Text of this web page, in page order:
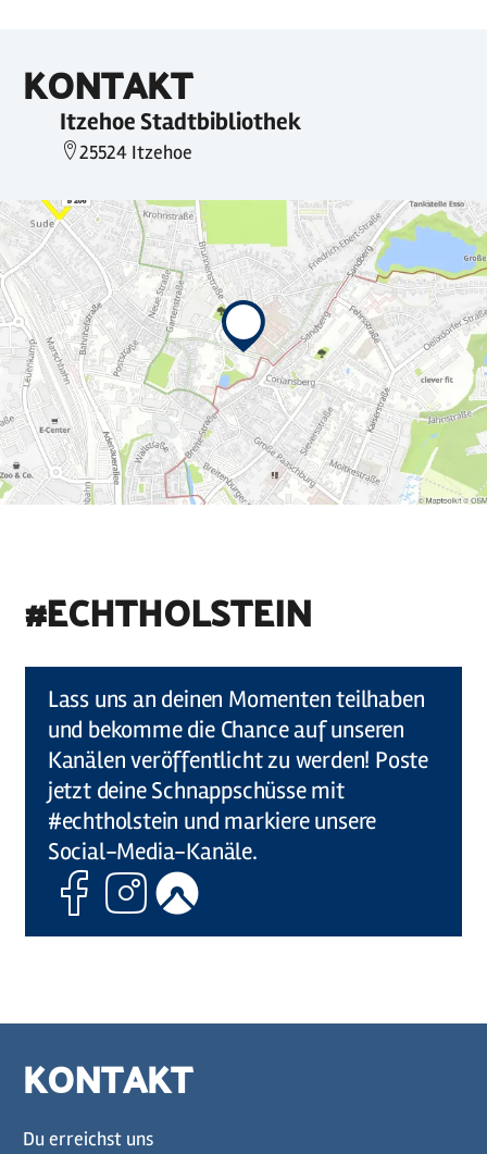
KONTAKT
Itzehoe Stadtbibliothek
25524 Itzehoe
#ECHTHOLSTEIN
Lass uns an deinen Momenten teilhaben
und bekomme die Chance auf unseren
Kanälen veröffentlicht zu werden! Poste
jetzt deine Schnappschüsse mit
#echtholstein und markiere unsere
Social-Media-Kanäle.
FacebookInstagram
Komoot
KONTAKT
Du erreichst uns